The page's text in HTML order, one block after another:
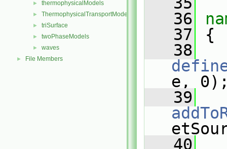
► thermophysicalModels
► ThermophysicalTransportModels
► triSurface
► twoPhaseModels
► waves
► File Members
   36
   37
{
   38
e,
   39
   40